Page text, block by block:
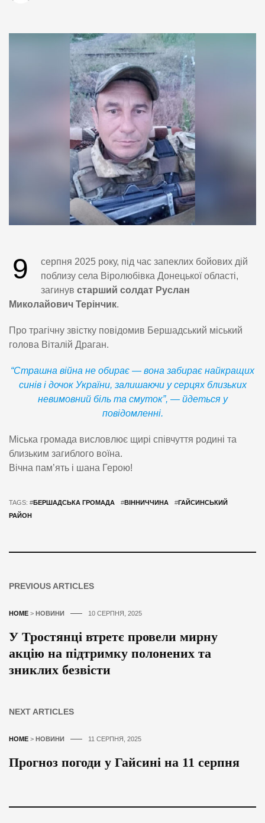
9
серпня 2025 року, під час запеклих бойових дій
поблизу села Віролюбівка Донецької області,
загинув старший солдат Руслан
Миколайович Терінчик.
Про трагічну звістку повідомив Бершадський міський
голова Віталій Драган.
“Страшна війна не обирає — вона забирає найкращих
синів і дочок України, залишаючи у серцях близьких
невимовний біль та смуток”, — йдеться у
повідомленні.
Міська громада висловлює щирі співчуття родині та
близьким загиблого воїна.
Вічна пам’ять і шана Герою!
TAGS: #БЕРШАДСЬКА ГРОМАДА #ВІННИЧЧИНА #ГАЙСИНСЬКИЙ
РАЙОН
PREVIOUS ARTICLES
HOME > НОВИНИ 10 СЕРПНЯ, 2025
У Тростянці втретє провели мирну
акцію на підтримку полонених та
зниклих безвісти
NEXT ARTICLES
HOME > НОВИНИ 11 СЕРПНЯ, 2025
Прогноз погоди у Гайсині на 11 серпня